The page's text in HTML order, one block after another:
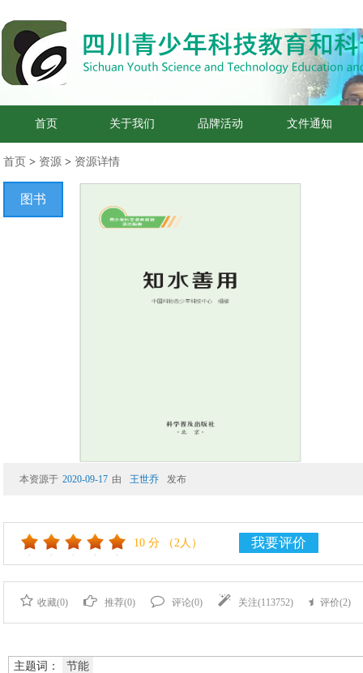
首页 关于我们 品牌活动 文件通知
首页 > 资源 > 资源详情
本资源于 2020-09-17 由 王世乔 发布
图书
10 分 （2人） 我要评价
收藏(0) 推荐(0) 评论(0) 关注(113752) 评价(2)
主题词： 节能